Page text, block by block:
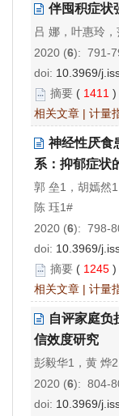
伴囤积症状
吕 娜，叶惠玲
2020 (6): 791-
doi: 10.3969/
摘要 ( 1411 )
相关文章 | 计量
神经性厌食
系：抑郁症状
郭 垒1，胡嫣然
陈 珏1#
2020 (6): 798-
doi: 10.3969/
摘要 ( 1245 )
相关文章 | 计量
自评家庭负
信效度研究
彭毅华1，黄 烨
2020 (6): 804-
doi: 10.3969/